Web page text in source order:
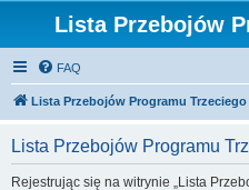
Lista Przebojów
FAQ
Lista Przebojów Programu Trzeciego
Lista Przebojów Programu
Rejestrując się na witrynie „Lista